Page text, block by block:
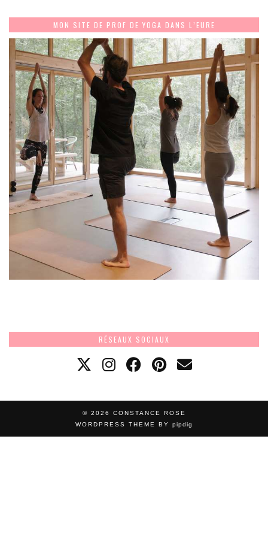
MON SITE DE PROF DE YOGA DANS L’EURE
RÉSEAUX SOCIAUX
© 2026 CONSTANCE ROSE
WORDPRESS THEME BY pipdig